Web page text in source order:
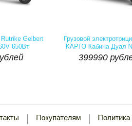
Gelbert
650Вт
Купить
Грузовой
КАРГО Кабина Дуал
2000W
399990
399990
шт 
Покупателям